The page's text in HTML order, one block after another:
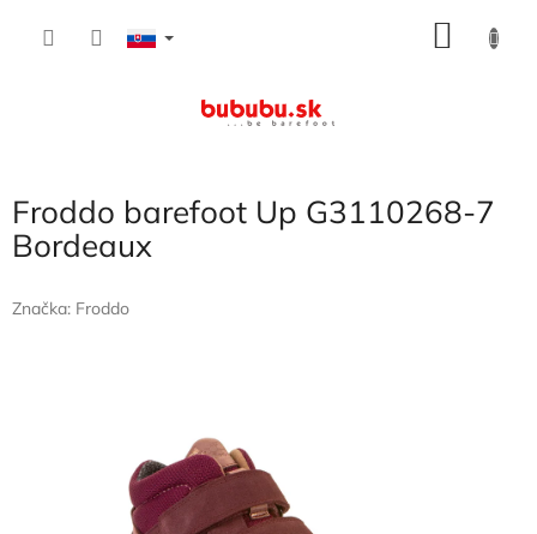
Froddo barefoot Up G3110268-7
Bordeaux
Značka: Froddo